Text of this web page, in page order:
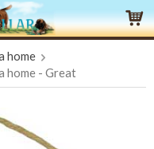
i varukorgen
home
home - Great